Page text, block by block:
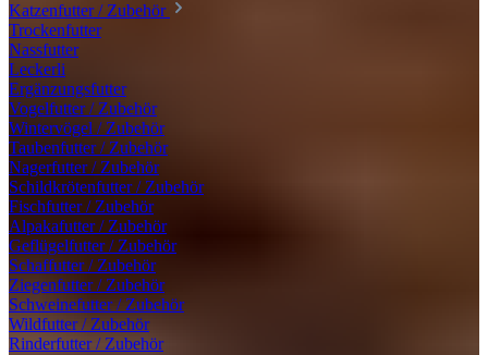
Katzenfutter / Zubehör
Trockenfutter
Nassfutter
Leckerli
Ergänzungsfutter
Vogelfutter / Zubehör
Wintervögel / Zubehör
Taubenfutter / Zubehör
Nagerfutter / Zubehör
Schildkrötenfutter / Zubehör
Fischfutter / Zubehör
Alpakafutter / Zubehör
Geflügelfutter / Zubehör
Schaffutter / Zubehör
Ziegenfutter / Zubehör
Schweinefutter / Zubehör
Wildfutter / Zubehör
Rinderfutter / Zubehör